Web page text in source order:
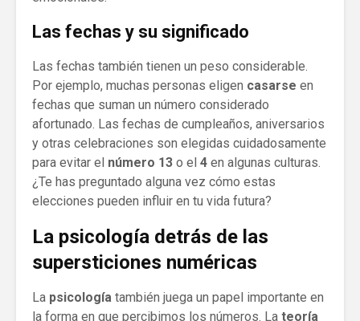
Las fechas y su significado
Las fechas también tienen un peso considerable.
Por ejemplo, muchas personas eligen casarse en
fechas que suman un número considerado
afortunado. Las fechas de cumpleaños, aniversarios
y otras celebraciones son elegidas cuidadosamente
para evitar el número 13 o el 4 en algunas culturas.
¿Te has preguntado alguna vez cómo estas
elecciones pueden influir en tu vida futura?
La psicología detrás de las
supersticiones numéricas
La psicología también juega un papel importante en
la forma en que percibimos los números. La teoría